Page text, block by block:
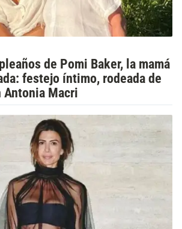
de Pomi Baker, la mamá
festejo íntimo, rodeada de
Macri